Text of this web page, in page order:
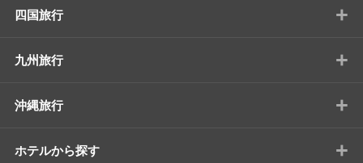
四国旅行 +
九州旅行 +
沖縄旅行 +
ホテルから探す +